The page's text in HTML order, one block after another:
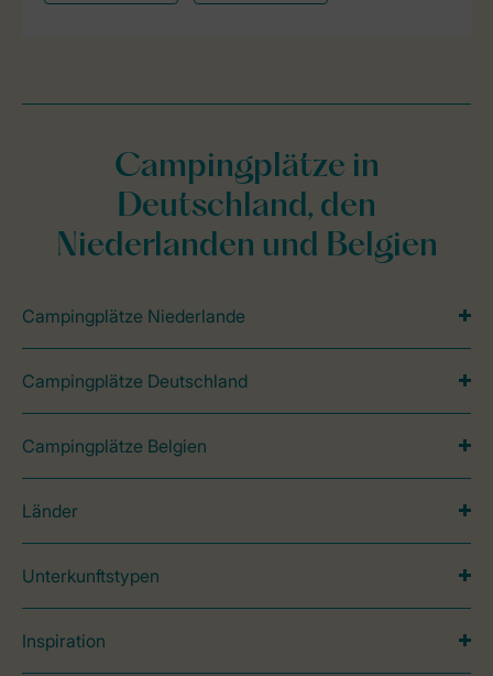
Campingplätze in
Deutschland, den
Niederlanden und Belgien
Campingplätze Niederlande
Campingplätze Deutschland
Campingplätze Belgien
Länder
Unterkunftstypen
Inspiration